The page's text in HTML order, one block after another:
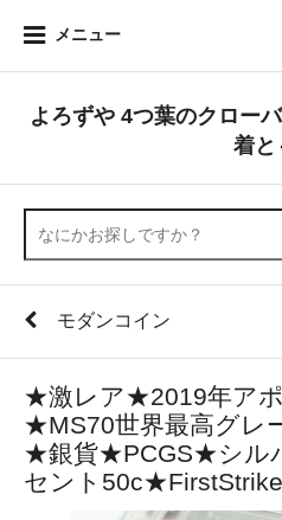
メニュー
よろずや 4つ葉のクロー
着と
モダンコイン
★激レア★2019年ア
★MS70世界最高グレ
★銀貨★PCGS★シル
セント